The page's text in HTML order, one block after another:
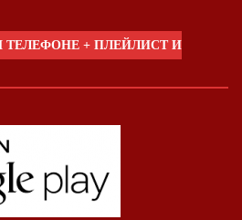
+ ПЛЕЙЛИСТ И